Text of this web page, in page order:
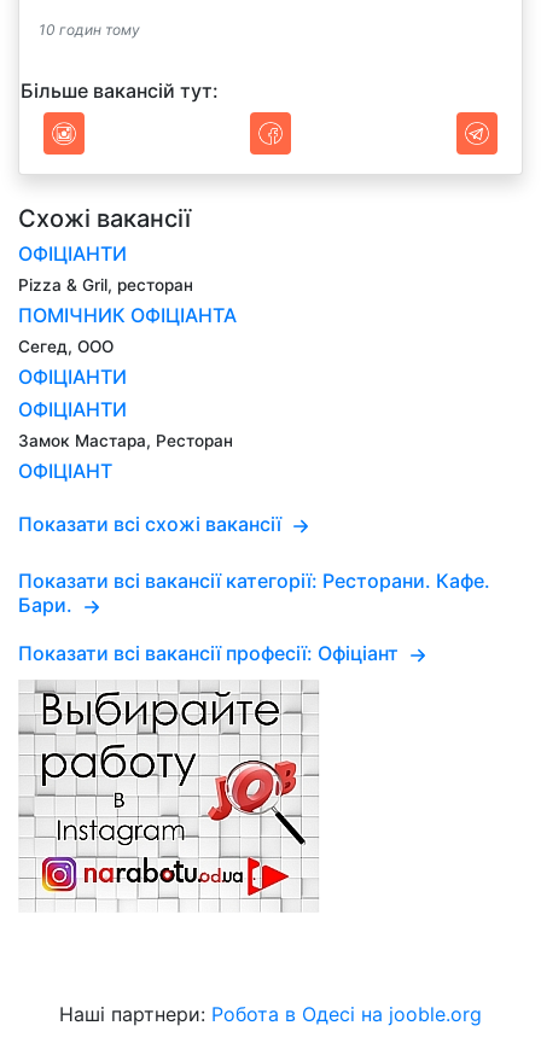
10 годин тому
Більше вакансій тут:
Схожі вакансії
ОФІЦІАНТИ
Pizza & Gril, ресторан
ПОМІЧНИК ОФІЦІАНТА
Сегед, ООО
ОФІЦІАНТИ
ОФІЦІАНТИ
Замок Мастара, Ресторан
ОФІЦІАНТ
Показати всі схожі вакансії
Показати всі вакансії категорії: Ресторани. Кафе.
Бари.
Показати всі вакансії професії: Офіціант
Наші партнери: Робота в Одесі на jooble.org